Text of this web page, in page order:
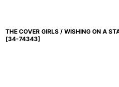
THE COVER GIRLS / WISHING ON A
[34-74343]